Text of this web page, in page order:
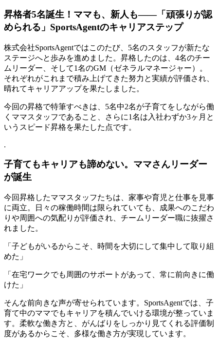
来
な
そ
の
原
因
功
す
戦
略
昇格者5名誕生！ママも、新人も――「頑張りが認
められる」SportsAgentのキャリアステップ
株式会社SportsAgentではこのたび、5名のスタッフが新たな
ステージへと歩みを進めました。昇格したのは、4名のチー
ムリーダー、そして1名のGM（ゼネラルマネージャー）。
それぞれがこれまで積み上げてきた努力と実績が評価され、
晴れてキャリアアップを果たしました。
今回の昇格で特筆すべきは、5名中2名が子育てをしながら働
くママスタッフであること、さらに1名は入社わずか3ヶ月と
いうスピード昇格を果たした点です。
.
子育てもキャリアも諦めない。ママさんリーダー
が誕生
今回昇格したママスタッフたちは、家事や育児と仕事を見事
に両立。日々の稼働時間は限られていても、成果へのこだわ
りや周囲への気配りが評価され、チームリーダー職に抜擢さ
れました。
「子どもがいるからこそ、時間を大切にして集中して取り組
めた」
「在宅ワークでも周囲のサポートがあって、常に前向きに働
けた」
そんな前向きな声が寄せられています。SportsAgentでは、子
育て中のママでもキャリアを積んでいける環境が整っていま
す。柔軟な働き方と、がんばりをしっかり見てくれる評価制
度があるからこそ、多様な働き方が実現しています。